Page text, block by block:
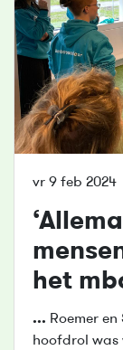
vr 9 feb 2024
het
... Roemer
hoofdrol was